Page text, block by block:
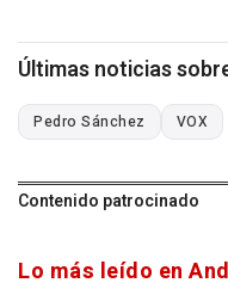
Últimas noticias
Pedro Sánchez VOX
Contenido patrocinado
Lo más leído en